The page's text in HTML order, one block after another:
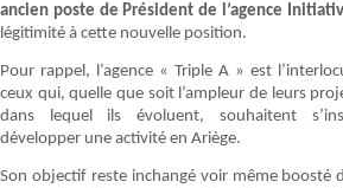
ancien poste de Président de l’agence
légitimité à cette nouvelle position.
Pour rappel, l’agence « Triple A » est
ceux qui, quelle que soit l’ampleur de leurs
dans lequel ils évoluent, souhaitent
développer une activité en Ariège.
Son objectif reste inchangé voir même boosté